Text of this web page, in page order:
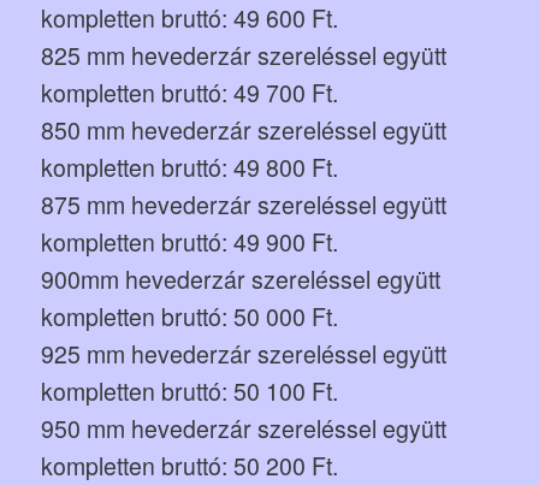
kompletten bruttó: 49 600 Ft.
825 mm hevederzár szereléssel együtt
kompletten bruttó: 49 700 Ft.
850 mm hevederzár szereléssel együtt
kompletten bruttó: 49 800 Ft.
875 mm hevederzár szereléssel együtt
kompletten bruttó: 49 900 Ft.
900mm hevederzár szereléssel együtt
kompletten bruttó: 50 000 Ft.
925 mm hevederzár szereléssel együtt
kompletten bruttó: 50 100 Ft.
950 mm hevederzár szereléssel együtt
kompletten bruttó: 50 200 Ft.